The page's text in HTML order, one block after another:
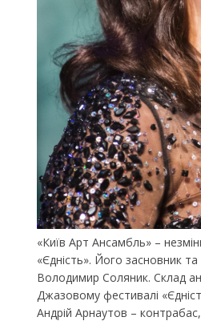
«Київ Арт Ансамбль» –
«Єдність». Його засновник та
Володимир Соляник. Склад
Джазовому фестивалі
Андрій Арнаутов –